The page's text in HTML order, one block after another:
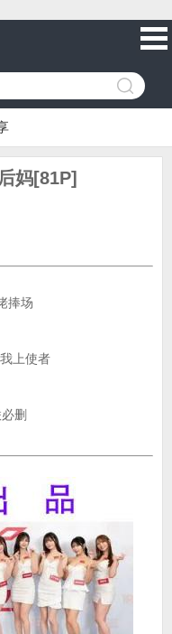
妈[81P]
捧场
上使者
删